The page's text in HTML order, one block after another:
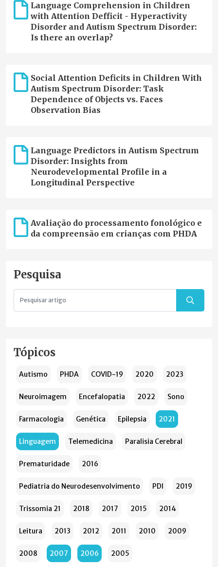
Language Comprehension in Children
with Attention Defficit - Hyperactivity
Disorder and Autism Spectrum Disorder:
Is there an overlap?
Social Attention Deficits in Children With
Autism Spectrum Disorder: Task
Dependence of Objects vs. Faces
Observation Bias
Language Predictors in Autism Spectrum
Disorder: Insights from
Neurodevelopmental Profile in a
Longitudinal Perspective
Avaliação do processamento fonológico e
da compreensão em crianças com PHDA
Pesquisa
Tópicos
Autismo PHDA COVID-19 2020 2023
Neuroimagem Encefalopatia 2022 Sono
Farmacologia Genética Epilepsia 2021
Linguagem Telemedicina Paralisia Cerebral
Prematuridade 2016
Pediatria do Neurodesenvolvimento PDI 2019
Trissomia 21 2018 2017 2015 2014
Leitura 2013 2012 2011 2010 2009
2008 2007 2006 2005